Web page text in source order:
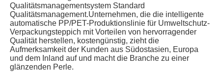
Qualitätsmanagementsystem Standard
Qualitätsmanagement.Unternehmen, die die intelligente
automatische PP/PET-Produktionslinie für Umweltschutz-
Verpackungsteppich mit Vorteilen von hervorragender
Qualität herstellen, kostengünstig, zieht die
Aufmerksamkeit der Kunden aus Südostasien, Europa
und dem Inland auf und macht die Branche zu einer
glänzenden Perle.